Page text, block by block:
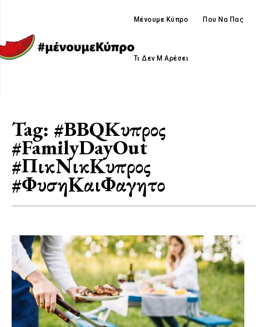
Μένουμε Κύπρο Που Να Πας
Τι Δεν Μ Αρέσει
Tag: #BBQKυπρος
#FamilyDayOut
#ΠικΝικΚυπρος
#ΦυσηΚαιΦαγητο